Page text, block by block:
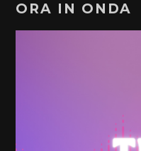
ORA IN ONDA